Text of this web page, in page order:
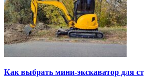
Как выбрать мини-экскаватор для